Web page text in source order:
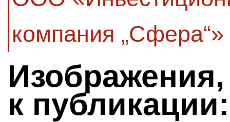
компания „Сфера“»
к публикации: